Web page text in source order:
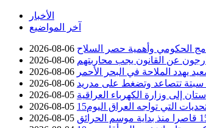
الأخبار
آخر المواضيع
2026-08-06 الحكومي وأهمية حصر السلاح
2026-08-06 عن القانون يجب محاربتهم
2026-08-06 يهدد الملاحة في البحر الأحمر
2026-08-06 سبتة تتصاعد وتضغط على مدريد
2026-08-05
2026-08-05
التي تواجه العراق اليوم
2026-08-05